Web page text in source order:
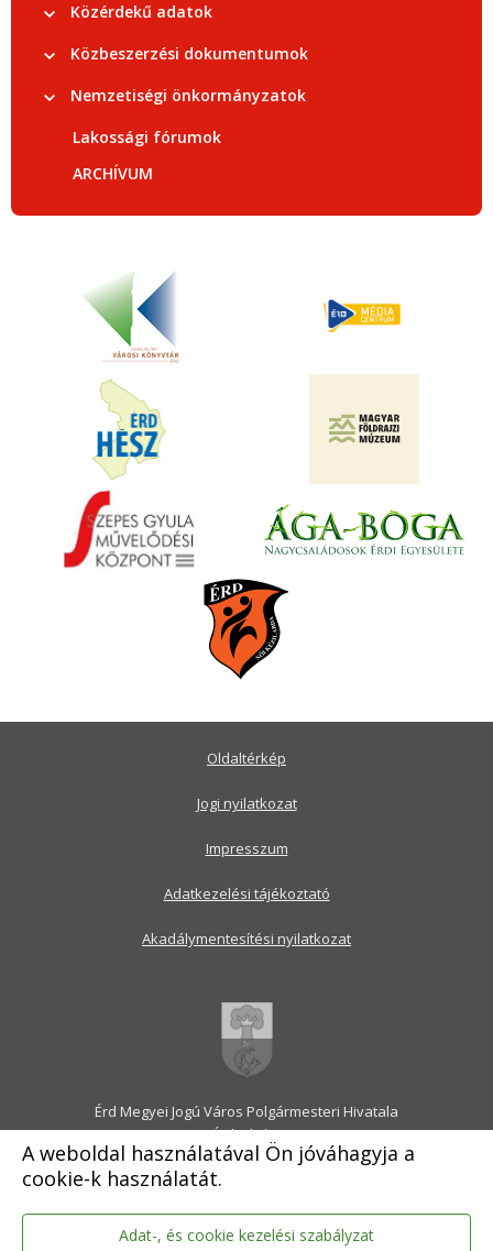
A weboldal használatával Ön jóváhagyja a
cookie-k használatát.
Adat-, és cookie kezelési szabályzat
Közérdekű adatok
Közbeszerzési dokumentumok
Nemzetiségi önkormányzatok
Lakossági fórumok
ARCHÍVUM
Érd Megyei Jogú Város Polgármesteri Hivatala
2030 Érd, Alsó utca 1.
Levélcím: 2031 Érd, Pf.: 31
E-mail:onkormanyzat@erd.hu
Telefonközpont:06-23-522-300
Ügyfélszolgálat:06-23-522-301
Oldaltérkép
Jogi nyilatkozat
Impresszum
Adatkezelési tájékoztató
Akadálymentesítési nyilatkozat